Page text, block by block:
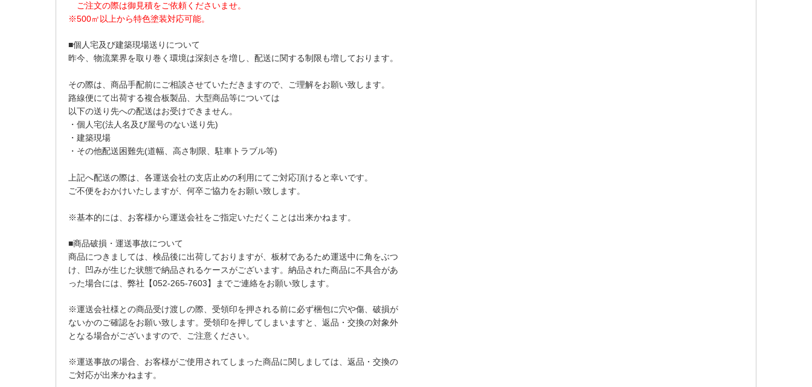
ご注文の際は御見積をご依頼くださいませ。
※500㎡以上から特色塗装対応可能。
■個人宅及び建築現場送りについて
昨今、物流業界を取り巻く環境は深刻さを増し、配送に関する制限も増しております。
その際は、商品手配前にご相談させていただきますので、ご理解をお願い致します。
路線便にて出荷する複合板製品、大型商品等については
以下の送り先への配送はお受けできません。
・個人宅(法人名及び屋号のない送り先)
・建築現場
・その他配送困難先(道幅、高さ制限、駐車トラブル等)
上記へ配送の際は、各運送会社の支店止めの利用にてご対応頂けると幸いです。
ご不便をおかけいたしますが、何卒ご協力をお願い致します。
※基本的には、お客様から運送会社をご指定いただくことは出来かねます。
■商品破損・運送事故について
商品につきましては、検品後に出荷しておりますが、板材であるため運送中に角をぶつ
け、凹みが生じた状態で納品されるケースがございます。納品された商品に不具合があ
った場合には、弊社【052-265-7603】までご連絡をお願い致します。
※運送会社様との商品受け渡しの際、受領印を押される前に必ず梱包に穴や傷、破損が
ないかのご確認をお願い致します。受領印を押してしまいますと、返品・交換の対象外
となる場合がございますので、ご注意ください。
※運送事故の場合、お客様がご使用されてしまった商品に関しましては、返品・交換の
ご対応が出来かねます。